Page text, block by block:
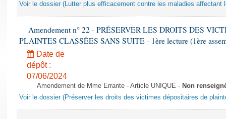
Voir le dossier (Lutter plus efficacement contre les maladies affectant
Amendement n° 22 - PRÉSERVER LES DROITS DES
PLAINTES CLASSÉES SANS SUITE - 1ère lecture (1ère
Date de
dépôt :
07/06/2024
Amendement de Mme Errante - Article UNIQUE - Non
Voir le dossier (Préserver les droits des victimes dépositaires de